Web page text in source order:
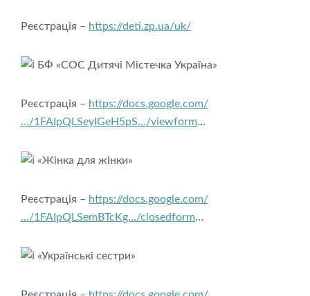
Реєстрація – https://deti.zp.ua/uk/
БФ «СОС Дитячі Містечка Україна»
Реєстрація – https://docs.google.com/
…/1FAIpQLSeyIGeH5pS…/viewform…
«Жінка для жінки»
Реєстрація – https://docs.google.com/
…/1FAIpQLSemBTcKg…/closedform…
«Українські сестри»